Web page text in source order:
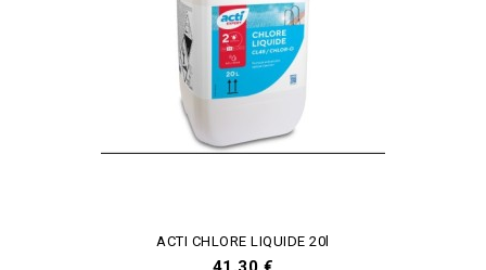
ACTI CHLORE LIQUIDE 20l
Prix